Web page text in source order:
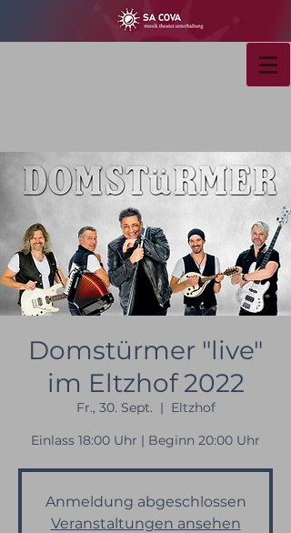
Domstürmer "live"
im Eltzhof 2022
Fr., 30. Sept.
  |
Eltzhof
Einlass 18:00 Uhr | Beginn 20:00 Uhr
Anmeldung abgeschlossen
Veranstaltungen ansehen